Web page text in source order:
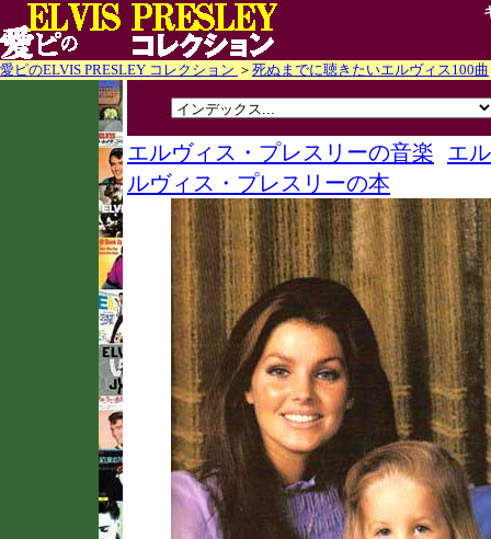
愛ピのELVIS PRESLEY コレクション ＞ 死ぬまでに聴きたいエルヴィス100曲
エルヴィス・プレスリーの音楽
エ
ルヴィス・プレスリーの本